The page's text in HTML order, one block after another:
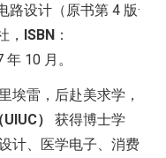
设计（原书第 4 版·
， ISBN ：
年 10 月。
埃雷，后赴美求学，
）
获得博士学
计、医学电子、消费